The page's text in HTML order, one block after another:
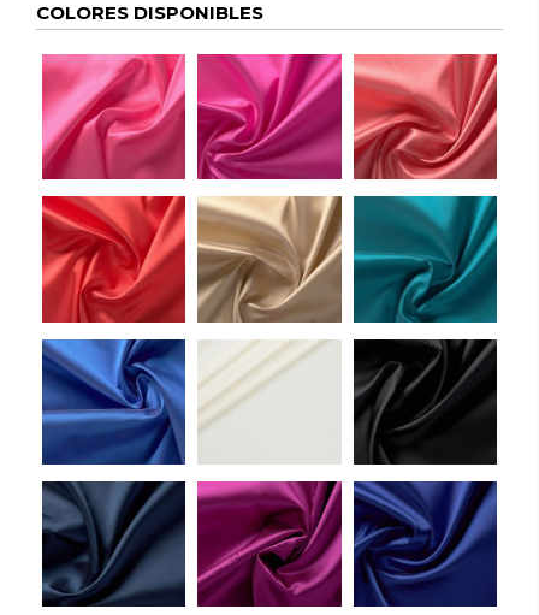
COLORES DISPONIBLES